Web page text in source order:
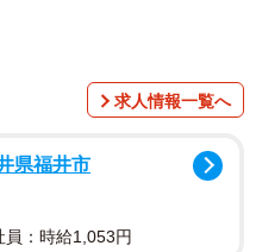
求人情報一覧へ
県福井市
員：時給1,053円